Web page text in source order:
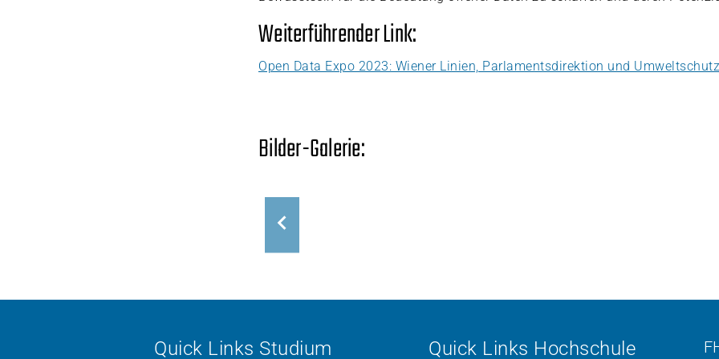
Weiterführender Link:
Open Data Expo 2023: Wiener Linien, Parlamentsdirektion und Umweltschutz
Bilder-Galerie:
Quick Links Studium Quick Links Hochschule